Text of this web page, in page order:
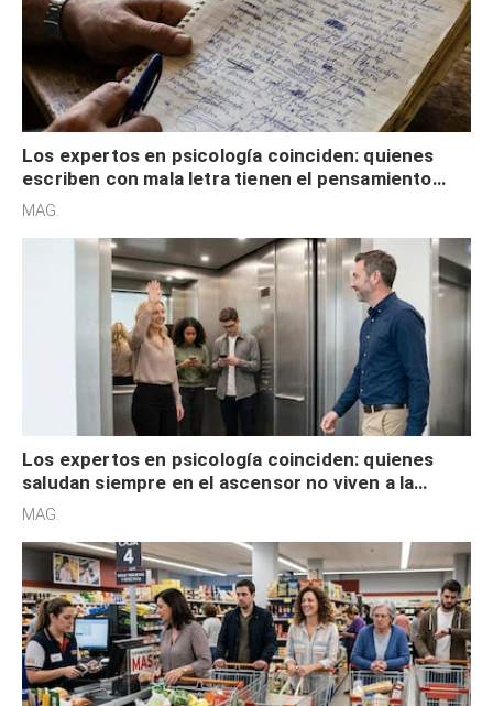
Los expertos en psicología coinciden: quienes
escriben con mala letra tienen el pensamiento
acelerado y no lo hacen por desinterés
MAG.
Los expertos en psicología coinciden: quienes
saludan siempre en el ascensor no viven a la
defensiva y tienen apertura social
MAG.